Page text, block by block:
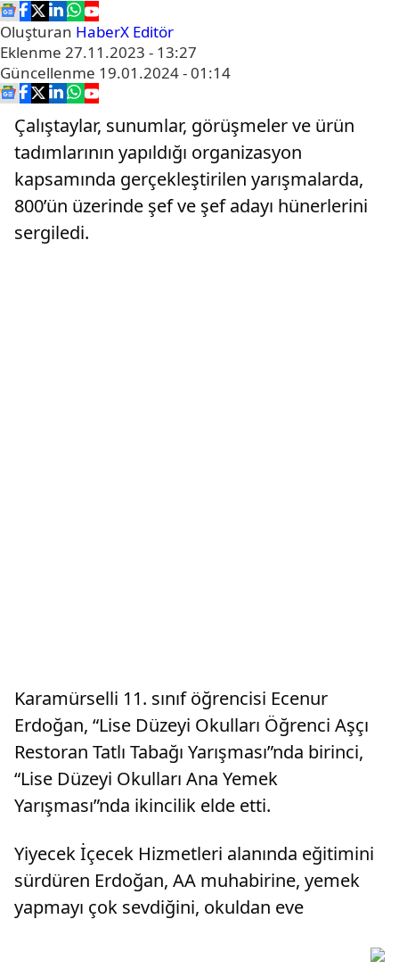
Oluşturan HaberX Editör
Eklenme 27.11.2023 - 13:27
Güncellenme 19.01.2024 - 01:14
Çalıştaylar, sunumlar, görüşmeler ve ürün
tadımlarının yapıldığı organizasyon
kapsamında gerçekleştirilen yarışmalarda,
800’ün üzerinde şef ve şef adayı hünerlerini
sergiledi.
Karamürselli 11. sınıf öğrencisi Ecenur
Erdoğan, “Lise Düzeyi Okulları Öğrenci Aşçı
Restoran Tatlı Tabağı Yarışması”nda birinci,
“Lise Düzeyi Okulları Ana Yemek
Yarışması”nda ikincilik elde etti.
Yiyecek İçecek Hizmetleri alanında eğitimini
sürdüren Erdoğan, AA muhabirine, yemek
yapmayı çok sevdiğini, okuldan eve